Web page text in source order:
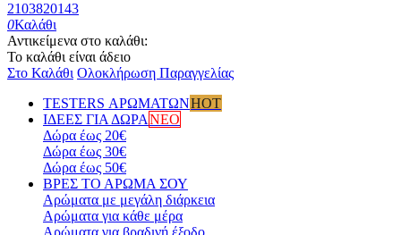
2103820143
0Καλάθι
Αντικείμενα στο καλάθι:
Το καλάθι είναι άδειο
Στο Καλάθι Ολοκλήρωση Παραγγελίας
TESTERS ΑΡΩΜΑΤΩΝHOT
ΙΔΕΕΣ ΓΙΑ ΔΩΡΑΝΕΟ
Δώρα έως 20€
Δώρα έως 30€
Δώρα έως 50€
ΒΡΕΣ ΤΟ ΑΡΩΜΑ ΣΟΥ
Αρώματα με μεγάλη διάρκεια
Αρώματα για κάθε μέρα
Αρώματα για βραδινή έξοδο